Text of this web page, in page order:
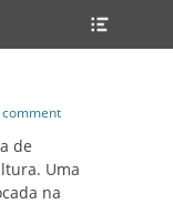
comment
de
Uma
na